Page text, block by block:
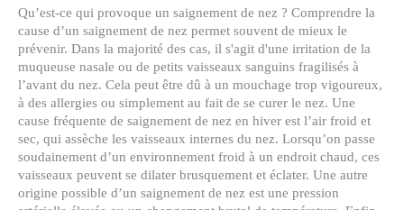
Qu’est-ce qui provoque un saignement de nez ? Comprendre la
cause d’un saignement de nez permet souvent de mieux le
prévenir. Dans la majorité des cas, il s'agit d'une irritation de la
muqueuse nasale ou de petits vaisseaux sanguins fragilisés à
l’avant du nez. Cela peut être dû à un mouchage trop vigoureux,
à des allergies ou simplement au fait de se curer le nez. Une
cause fréquente de saignement de nez en hiver est l’air froid et
sec, qui assèche les vaisseaux internes du nez. Lorsqu’on passe
soudainement d’un environnement froid à un endroit chaud, ces
vaisseaux peuvent se dilater brusquement et éclater. Une autre
origine possible d’un saignement de nez est une pression